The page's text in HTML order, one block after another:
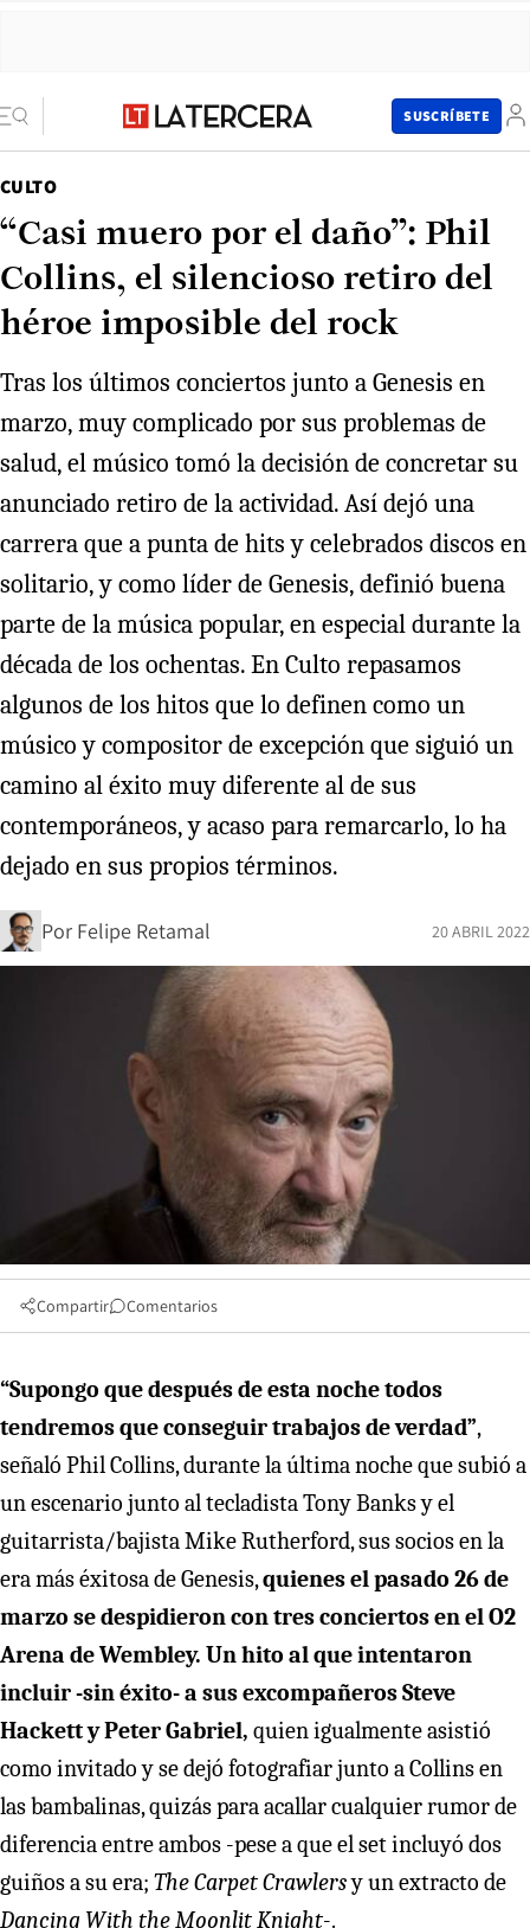
SUSCRÍBETE
CULTO
“Casi muero por el daño”: Phil
Collins, el silencioso retiro del
héroe imposible del rock
Tras los últimos conciertos junto a Genesis en
marzo, muy complicado por sus problemas de
salud, el músico tomó la decisión de concretar su
anunciado retiro de la actividad. Así dejó una
carrera que a punta de hits y celebrados discos en
solitario, y como líder de Genesis, definió buena
parte de la música popular, en especial durante la
década de los ochentas. En Culto repasamos
algunos de los hitos que lo definen como un
músico y compositor de excepción que siguió un
camino al éxito muy diferente al de sus
contemporáneos, y acaso para remarcarlo, lo ha
dejado en sus propios términos.
Por Felipe Retamal 20 ABRIL 2022
Compartir Comentarios
“Supongo que después de esta noche todos
tendremos que conseguir trabajos de verdad”,
señaló Phil Collins, durante la última noche que subió a
un escenario junto al tecladista Tony Banks y el
guitarrista/bajista Mike Rutherford, sus socios en la
era más éxitosa de Genesis,quienes el pasado 26 de
marzo se despidieron con tres conciertos en el O2
Arena de Wembley. Un hito al que intentaron
incluir -sin éxito- a sus excompañeros Steve
Hackett y Peter Gabriel, quien igualmente asistió
como invitado y se dejó fotografiar junto a Collins en
las bambalinas, quizás para acallar cualquier rumor de
diferencia entre ambos -pese a que el set incluyó dos
guiños a su era; The Carpet Crawlersy un extracto de
Dancing With the Moonlit Knight-.